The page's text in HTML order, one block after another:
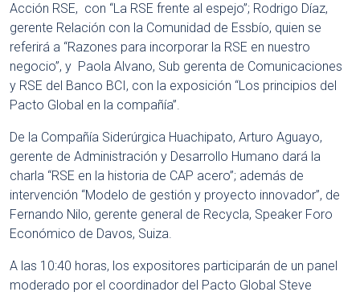
Acción RSE, con “La RSE frente al espejo”; Rodrigo Díaz,
gerente Relación con la Comunidad de Essbío, quien se
referirá a “Razones para incorporar la RSE en nuestro
negocio”, y Paola Alvano, Sub gerenta de Comunicaciones
y RSE del Banco BCI, con la exposición “Los principios del
Pacto Global en la compañía”.
De la Compañía Siderúrgica Huachipato, Arturo Aguayo,
gerente de Administración y Desarrollo Humano dará la
charla “RSE en la historia de CAP acero”; además de
intervención “Modelo de gestión y proyecto innovador”, de
Fernando Nilo, gerente general de Recycla, Speaker Foro
Económico de Davos, Suiza.
A las 10:40 horas, los expositores participarán de un panel
moderado por el coordinador del Pacto Global Steve